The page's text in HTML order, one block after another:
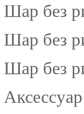
Шар без
Шар без
Шар без